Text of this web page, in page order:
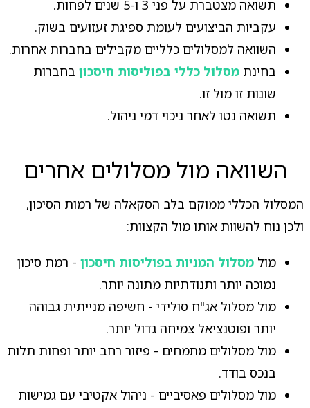
תשואה מצטברת על פני 3 ו-5 שנים לפחות.
עקביות הביצועים לעומת ספיגת זעזועים בשוק.
השוואה למסלולים כלליים מקבילים בחברות אחרות.
בחינת מסלול כללי בפוליסות חיסכוןבחברות
שונות זו מול זו.
תשואה נטו לאחר ניכוי דמי ניהול.
השוואה מול מסלולים אחרים
המסלול הכללי ממוקם בלב הסקאלה של רמות הסיכון,
ולכן נוח להשוות אותו מול הקצוות:
מול מסלול המניות בפוליסות חיסכון- רמת סיכון
נמוכה יותר ותנודתיות מתונה יותר.
מול מסלול אג"ח סולידי - חשיפה מנייתית גבוהה
יותר ופוטנציאל צמיחה גדול יותר.
מול מסלולים מתמחים - פיזור רחב יותר ופחות תלות
בנכס בודד.
מול מסלולים פאסיביים - ניהול אקטיבי עם גמישות